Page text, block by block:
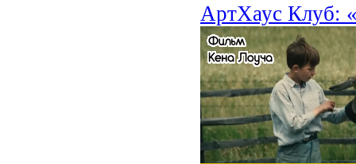
АртХаус Клуб: